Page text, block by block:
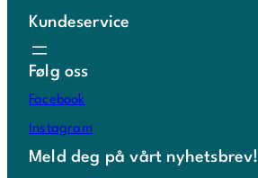
Kundeservice
Følg oss
Facebook
Instagram
Meld deg på vårt nyhetsbrev!